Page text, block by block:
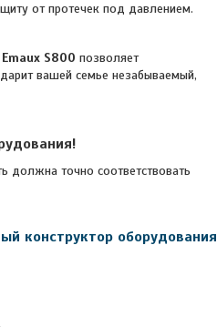
от протечек под давлением.
Emaux S800 позволяет
вашей семье незабываемый,
точно соответствовать
конструктор оборудования